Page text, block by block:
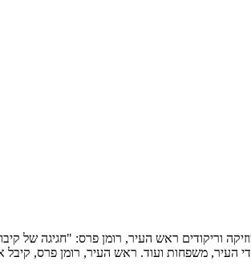
מוזיקה וריקודים ראש העיר, רומן פרס: "חגיגה
העיר, משפחות ועוד. ראש העיר, רומן פרס, קיבל